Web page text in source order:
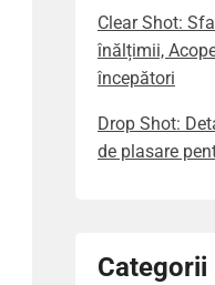
Clear Shot:
înălțimii,
începători
Drop Shot:
de plasare
Categorii